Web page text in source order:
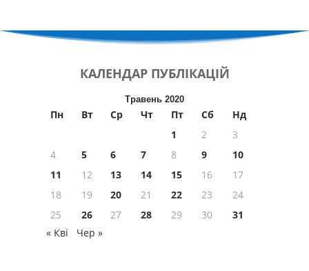
КАЛЕНДАР ПУБЛІКАЦІЙ
Травень 2020
Пн Вт Ср Чт Пт Сб
Нд
1
2
3
4
5 6 7 8 9
10
11
12 13 14 15 16
17
18
19 20 21 22 23
24
25
26 27 28 29 30
31
« Кві
Чер »